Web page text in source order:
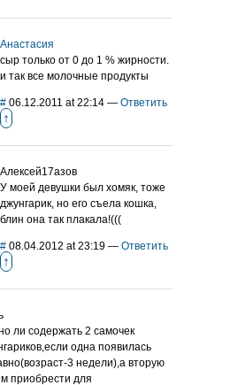
Анастасия
сыр только от 0 до 1 % жирности.
и так все молочные продукты
# 06.12.2011 at 22:14 — Ответить
↑
Алексей17азов
У моей девушки был хомяк, тоже
джунгарик, но его съела кошка,
блин она так плакала!(((
# 08.04.2012 at 23:19 — Ответить
↑
ли содержать 2 самочек
одна появилась
3 недели),а вторую
приобрести для